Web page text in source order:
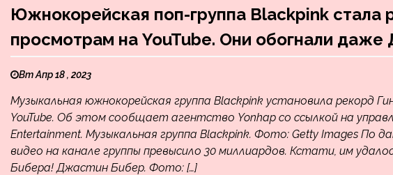
Южнокорейская поп-группа Blackpink стала
просмотрам на YouTube. Они обогнали
Вт Апр 18 , 2023
Музыкальная южнокорейская группа Blackpink установила рекорд
YouTube. Об этом сообщает агентство Yonhap со ссылкой на
Entertainment. Музыкальная группа Blackpink. Фото: Getty Images По
видео на канале группы превысило 30 миллиардов. Кстати, им
Бибера! Джастин Бибер. Фото: […]